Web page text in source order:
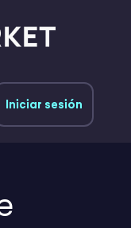
Iniciar sesión